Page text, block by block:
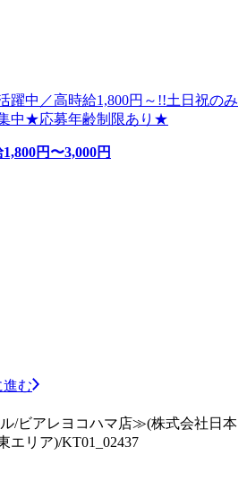
躍中／高時給1,800円～!!土日祝のみ
中★応募年齢制限あり★
1,800円〜3,000円
進む
/ビアレヨコハマ店≫(株式会社日本
エリア)/KT01_02437